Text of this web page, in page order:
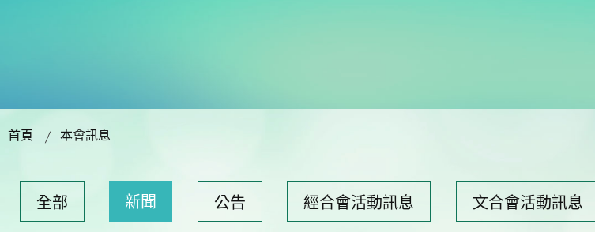
首頁 本會訊息
全部 新聞 公告 經合會活動訊息 文合會活動訊息